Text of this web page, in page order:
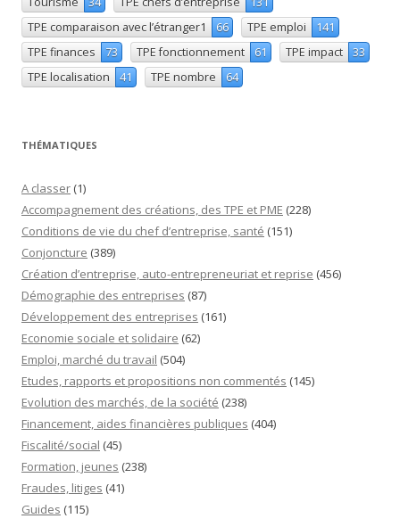
TPE comparaison avec l’étranger1
66 TPE emploi
141
TPE finances
73 TPE fonctionnement 61 TPE impact
33
TPE localisation
41 TPE nombre 64
THÉMATIQUES
A classer (1)
Accompagnement des créations, des TPE et PME (228)
Conditions de vie du chef d’entreprise, santé (151)
Conjoncture (389)
Création d’entreprise, auto-entrepreneuriat et reprise (456)
Démographie des entreprises (87)
Développement des entreprises (161)
Economie sociale et solidaire (62)
Emploi, marché du travail (504)
Etudes, rapports et propositions non commentés (145)
Evolution des marchés, de la société (238)
Financement, aides financières publiques (404)
Fiscalité/social (45)
Formation, jeunes (238)
Fraudes, litiges (41)
Guides (115)